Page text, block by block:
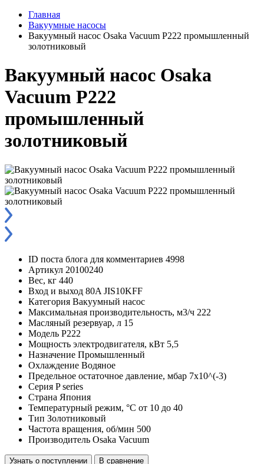
Главная
Вакуумные насосы
Вакуумный насос Osaka Vacuum P222 промышленный
золотниковый
Вакуумный насос Osaka
Vacuum P222
промышленный
золотниковый
ID поста блога для комментариев 4998
Артикул 20100240
Вес, кг 440
Вход и выход 80A JIS10KFF
Категория Вакуумный насос
Максимальная производительность, м3/ч 222
Масляный резервуар, л 15
Модель P222
Мощность электродвигателя, кВт 5,5
Назначение Промышленный
Охлаждение Водяное
Предельное остаточное давление, мбар 7x10^(-3)
Серия P series
Страна Япония
Температурный режим, °С от 10 до 40
Тип Золотниковый
Частота вращения, об/мин 500
Производитель Osaka Vacuum
Узнать о поступлении
В сравнение